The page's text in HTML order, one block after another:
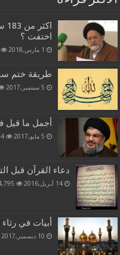
اختفت ؟
1 مارس,2018
طريقة ختم
5 سبتمبر,2017
أجمل ما قيل
5 مايو,2017
دعاء القرآن قبل
14 أبريل,2016
أبيات في رثاء
10 ديسمبر,2017